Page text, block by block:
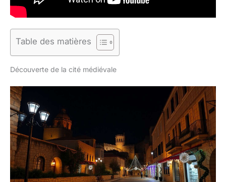
Table des matières
Découverte de la cité médiévale